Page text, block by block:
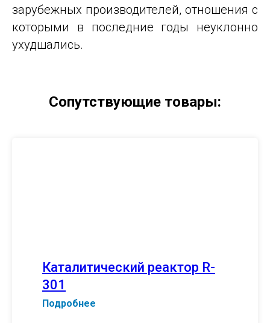
зарубежных производителей, отношения с
которыми в последние годы неуклонно
ухудшались.
Сопутствующие товары:
Каталитический реактор R-
301
Подробнее